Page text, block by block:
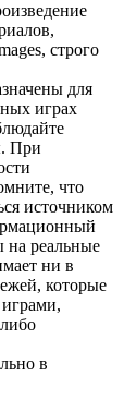
строго
для
играх
При
что
источником
на реальные
ни в
которые
в